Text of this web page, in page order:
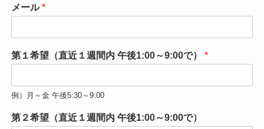
メール*
第１希望（直近１週間内 午後1:00～9:00で） *
例）月～金 午後5:30～9:00
第２希望（直近１週間内 午後1:00～9:00で）